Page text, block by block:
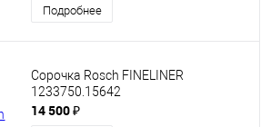
Подробнее
Сорочка Rosch FINELINER
1233750.15642
14 500 ₽